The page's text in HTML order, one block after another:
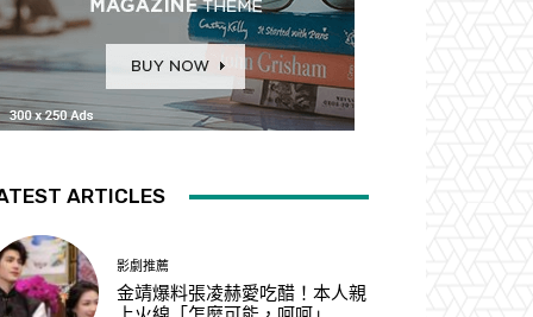
ARTICLES
影劇推薦
金靖爆料張凌赫愛吃醋！本人親